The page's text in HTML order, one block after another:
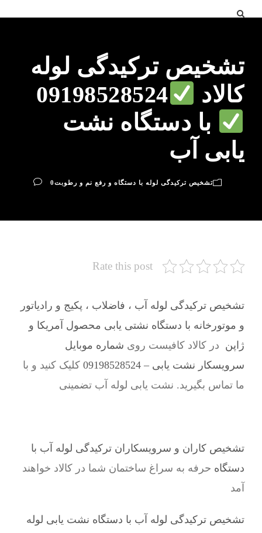
تشخیص ترکیدگی لوله
کالاد
09198528524
با دستگاه نشت
یابی آب
تشخیص ترکیدگی لوله با دستگاه و رفع نم و رطوبت0
Rate this post
تشخیص ترکیدگی لوله آب ، فاضلاب ، پکیج و رادیاتور
و موتورخانه با دستگاه نشتی یابی محصول آمریکا و
ژاپن در کالاد کافیست روی شماره موبایل
سرویسکار نشت یابی – 09198528524
کلیک کنید و با
ما تماس بگیرید. نشت یابی لوله آب تضمینی
تشخیص کاران و سرویسکاران ترکیدگی لوله آب با
دستگاه حرفه به سراغ ساختمان شما در کالاد خواهند
آمد
تشخیص ترکیدگی لوله آب با دستگاه نشت یابی لوله